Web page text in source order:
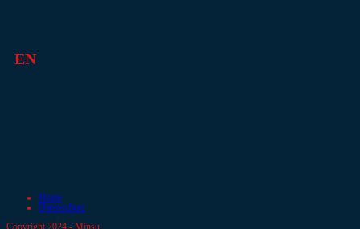
EN
Home
Datenschutz
Copyright 2024 - Minsu